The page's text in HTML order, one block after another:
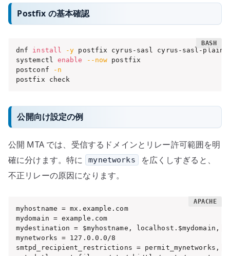
Postfix の基本確認
dnf install -y postfix cyrus-sasl cyrus-sasl-plain
systemctl enable --now postfix
postconf
-n
postfix check
公開向け設定の例
公開 MTA では、受信するドメインとリレー許可範囲を明
確に分けます。特に
mynetworks
を広くしすぎると、
不正リレーの原因になります。
myhostname = mx.example.com
mydomain = example.com
mydestination = $myhostname, localhost.$mydomain,
mynetworks = 127.0.0.0/8
smtpd_recipient_restrictions = permit_mynetworks,